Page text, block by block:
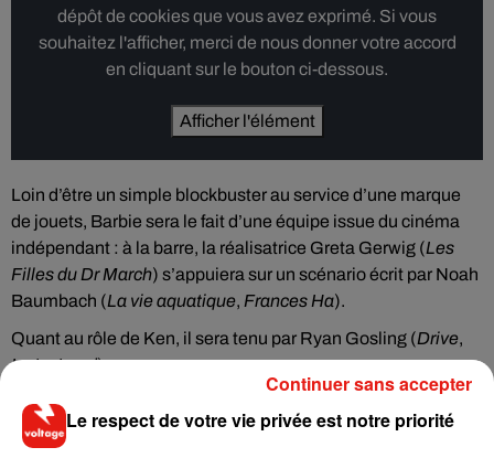
dépôt de cookies que vous avez exprimé. Si vous
souhaitez l'afficher, merci de nous donner votre accord
en cliquant sur le bouton ci-dessous.
Afficher l'élément
Loin d’être un simple blockbuster au service d’une marque
de jouets, Barbie sera le fait d’une équipe issue du cinéma
indépendant : à la barre, la réalisatrice Greta Gerwig (Les
Filles du Dr March) s’appuiera sur un scénario écrit par Noah
Baumbach (La vie aquatique, Frances Ha).
Quant au rôle de Ken, il sera tenu par Ryan Gosling (Drive,
La La Land)
Le film est attendu dans les salles obscures le 21 juillet 2023.
Le respect de votre vie privée est notre priorité
Continuer sans accepter